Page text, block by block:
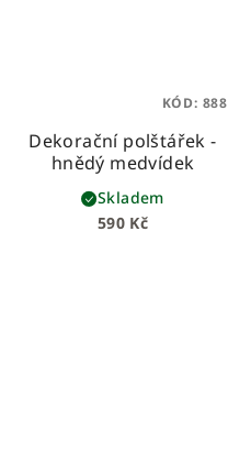
Dekorační polštářek -
hnědý medvídek
590 Kč
Skladem
KÓD: 888